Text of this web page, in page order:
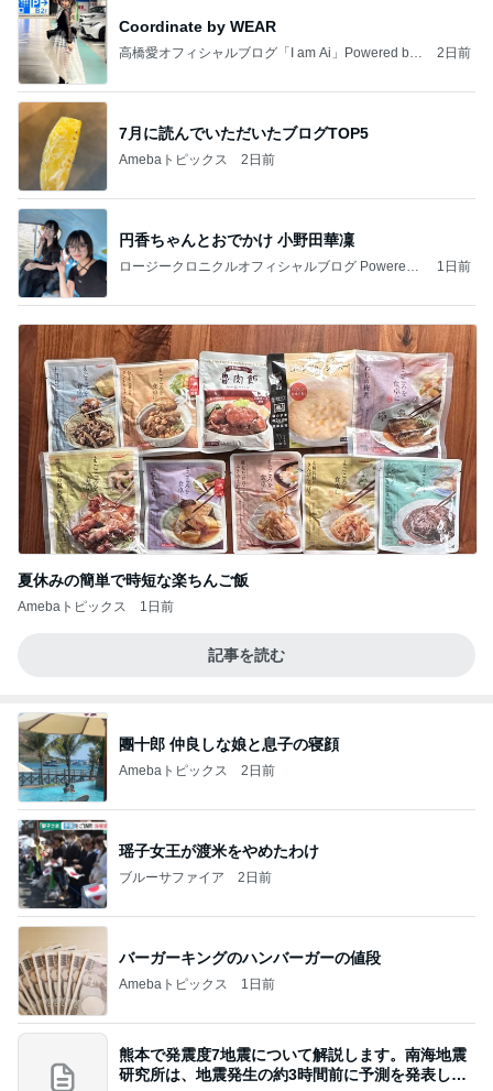
Coordinate by WEAR
高橋愛オフィシャルブログ「I am Ai」Powered by
2日前
7月に読んでいただいたブログTOP5
Amebaトピックス 2日前
円香ちゃんとおでかけ 小野田華凜
ロージークロニクルオフィシャルブログ Powered
1日前
夏休みの簡単で時短な楽ちんご飯
Amebaトピックス 1日前
記事を読む
團十郎 仲良しな娘と息子の寝顔
Amebaトピックス 2日前
瑶子女王が渡米をやめたわけ
ブルーサファイア 2日前
バーガーキングのハンバーガーの値段
Amebaトピックス 1日前
熊本で発震度7地震について解説します。南海地震
研究所は、地震発生の約3時間前に予測を発表しま